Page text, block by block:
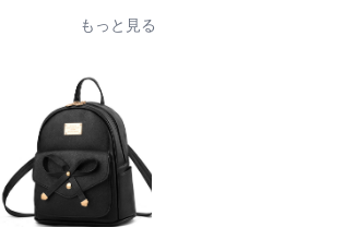
もっと見る